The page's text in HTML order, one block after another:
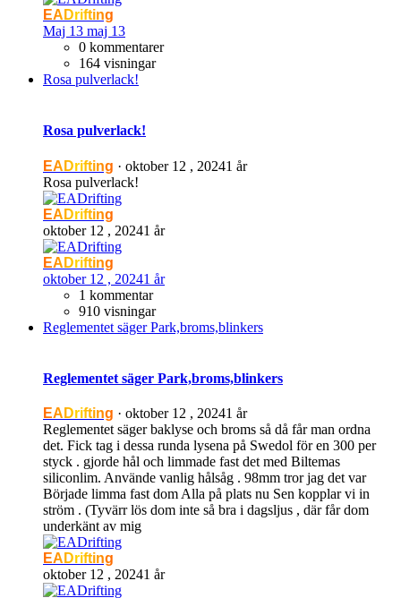
EADrifting
Maj 13 maj 13
0 kommentarer
164 visningar
Rosa pulverlack!
Rosa pulverlack!
EADrifting · oktober 12 , 20241 år
Rosa pulverlack!
EADrifting
oktober 12 , 20241 år
EADrifting
oktober 12 , 20241 år
1 kommentar
910 visningar
Reglementet säger Park,broms,blinkers
Reglementet säger Park,broms,blinkers
EADrifting · oktober 12 , 20241 år
Reglementet säger baklyse och broms så då får man ordna
det. Fick tag i dessa runda lysena på Swedol för en 300 per
styck . gjorde hål och limmade fast det med Biltemas
siliconlim. Använde vanlig hålsåg . 98mm tror jag det var
Började limma fast dom Alla på plats nu Sen kopplar vi in
ström . (Tyvärr lös dom inte så bra i dagsljus , där får dom
underkänt av mig
EADrifting
oktober 12 , 20241 år